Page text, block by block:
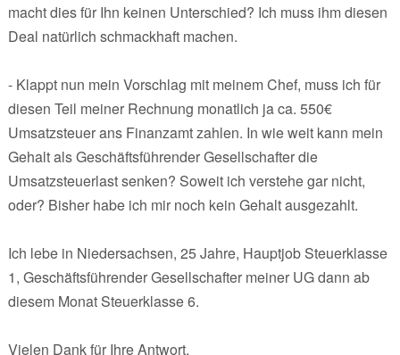
macht dies für Ihn keinen Unterschied? Ich muss ihm diesen
Deal natürlich schmackhaft machen.
- Klappt nun mein Vorschlag mit meinem Chef, muss ich für
diesen Teil meiner Rechnung monatlich ja ca. 550€
Umsatzsteuer ans Finanzamt zahlen. In wie weit kann mein
Gehalt als Geschäftsführender Gesellschafter die
Umsatzsteuerlast senken? Soweit ich verstehe gar nicht,
oder? Bisher habe ich mir noch kein Gehalt ausgezahlt.
Ich lebe in Niedersachsen, 25 Jahre, Hauptjob Steuerklasse
1, Geschäftsführender Gesellschafter meiner UG dann ab
diesem Monat Steuerklasse 6.
Vielen Dank für Ihre Antwort.